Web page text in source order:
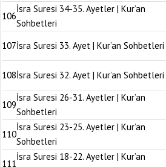
106
İsra Suresi 34-35. Ayetler | Kur’an
Sohbetleri
107İsra Suresi 33. Ayet | Kur’an Sohbetleri
108İsra Suresi 32. Ayet | Kur’an Sohbetleri
109
İsra Suresi 26-31. Ayetler | Kur’an
Sohbetleri
110
İsra Suresi 23-25. Ayetler | Kur’an
Sohbetleri
111
İsra Suresi 18-22. Ayetler | Kur’an